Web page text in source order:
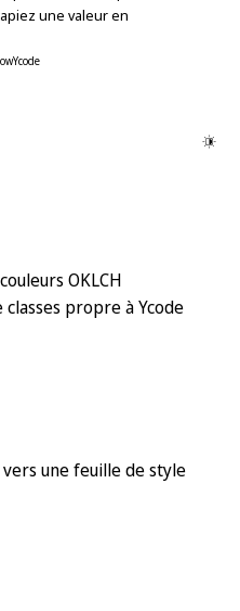
une valeur en
Ycode
OKLCH
propre à Ycode
une feuille de style